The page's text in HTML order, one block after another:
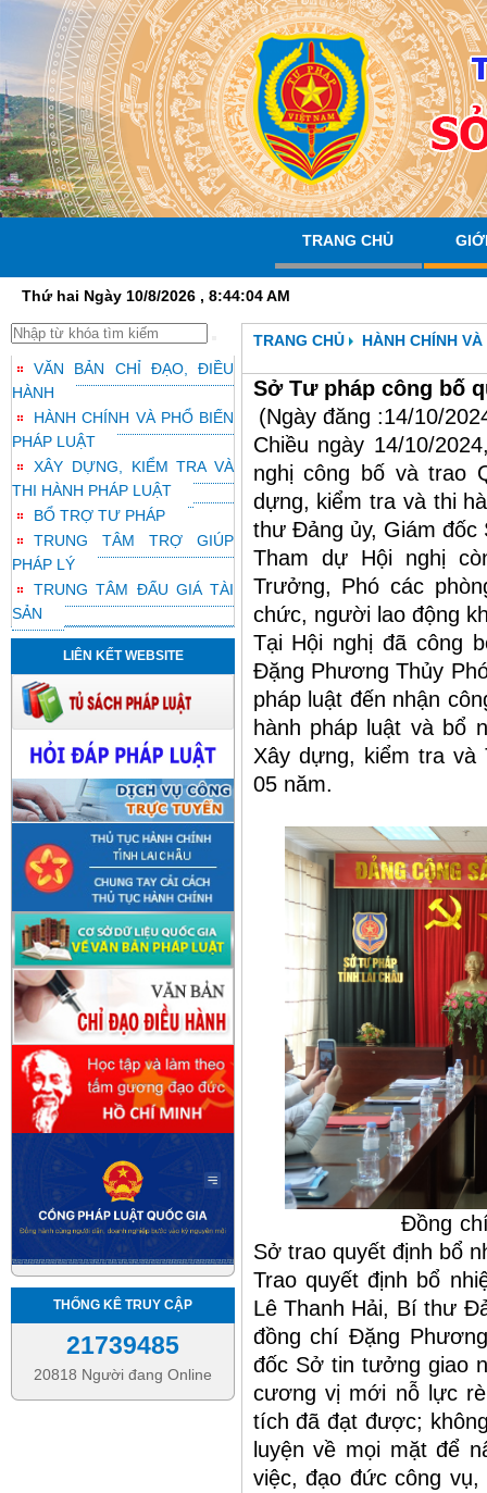
TRANG CHỦ
Thứ hai Ngày 10/8/2026 , 8:44:05 AM
VĂN BẢN CHỈ ĐẠO, ĐIỀU
HÀNH
HÀNH CHÍNH VÀ PHỔ BIẾN
PHÁP LUẬT
XÂY DỰNG, KIỂM TRA VÀ
THI HÀNH PHÁP LUẬT
BỔ TRỢ TƯ PHÁP
TRUNG TÂM TRỢ GIÚP
PHÁP LÝ
TRUNG TÂM ĐẤU GIÁ TÀI
SẢN
LIÊN KẾT WEBSITE
THỐNG KÊ TRUY CẬP
21739485
20818 Người đang Online
TRANG CHỦ HÀNH CHÍNH
Sở Tư pháp công bố
(Ngày đăng :14/10/
Chiều ngày 14/10/
nghị công bố và trao
dựng, kiểm tra và thi
thư Đảng ủy, Giám
Tham dự Hội nghị
Trưởng, Phó các
chức, người lao động
Tại Hội nghị đã công
Đặng Phương Thủy
pháp luật đến nhận
hành pháp luật và bổ
Xây dựng, kiểm tra và
05 năm.
Đồng chí Lê
Sở trao quyết định bổ
Trao quyết định bổ
Lê Thanh Hải, Bí thư
đồng chí Đặng
đốc Sở tin tưởng giao
cương vị mới nỗ lực
tích đã đạt được;
luyện về mọi mặt để
việc, đạo đức công